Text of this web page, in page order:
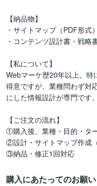
【納品物】
・サイトマップ（PDF形式）
・コンテンツ設計書・戦略
【私について】
Webマーケ歴20年以上。特
得意ですが、業種問わず対
にした情報設計が専門です。
【ご注文の流れ】
①購入後、業種・目的・タ
②設計・サイトマップ作成
③納品・修正1回対応
購入にあたってのお願い